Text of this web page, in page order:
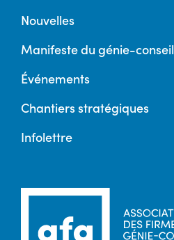
Nouvelles
Manifeste du génie-conseil
Événements
Chantiers stratégiques
Infolettre